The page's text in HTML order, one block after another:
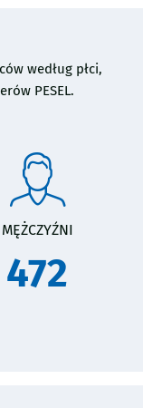
według płci,
PESEL.
MĘŻCZYŹNI
472